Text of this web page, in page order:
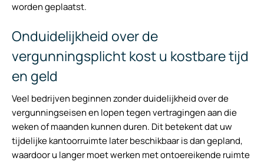
worden geplaatst.
Onduidelijkheid over de
vergunningsplicht kost u kostbare tijd
en geld
Veel bedrijven beginnen zonder duidelijkheid over de
vergunningseisen en lopen tegen vertragingen aan die
weken of maanden kunnen duren. Dit betekent dat uw
tijdelijke kantoorruimte later beschikbaar is dan gepland,
waardoor u langer moet werken met ontoereikende ruimte